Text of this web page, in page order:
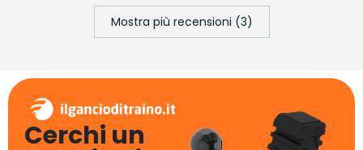
Mostra più recensioni (3)
Cerchi un